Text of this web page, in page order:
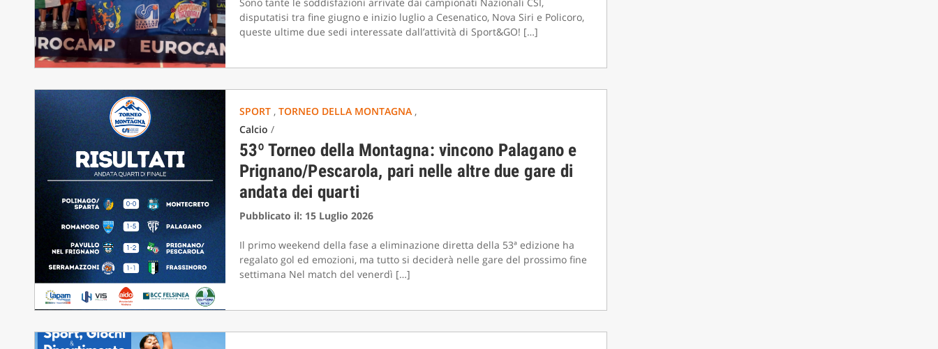
disputatisi tra fine giugno e inizio luglio a Cesenatico, Nova Siri e Policoro,
queste ultime due sedi interessate dall’attività di Sport&GO! […]
SPORT , TORNEO DELLA MONTAGNA ,
Calcio /
53º Torneo della Montagna: vincono Palagano e
Prignano/Pescarola, pari nelle altre due gare di
andata dei quarti
Pubblicato il: 15 Luglio 2026
Il primo weekend della fase a eliminazione diretta della 53ª edizione ha
regalato gol ed emozioni, ma tutto si deciderà nelle gare del prossimo fine
settimana Nel match del venerdì […]